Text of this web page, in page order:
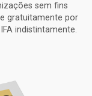
sem fins
gratuitamente por
indistintamente.